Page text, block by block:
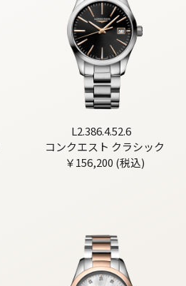
L2.386.4.52.6
コンクエスト クラシック
￥156,200 (税込)